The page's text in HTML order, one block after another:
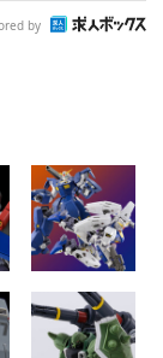
by